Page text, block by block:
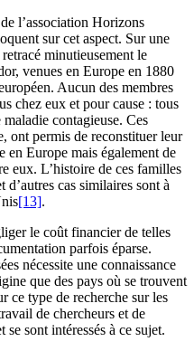
l’association Horizons
sur cet aspect. Sur une
minutieusement le
venues en Europe en 1880
Aucun des membres
chez eux et pour cause : tous
contagieuse. Ces
ont permis de reconstituer leur
Europe mais également de
eux. L’histoire de ces familles
d’autres cas similaires sont à
[13].
le coût financier de telles
parfois éparse.
nécessite une connaissance
que des pays où se trouvent
ce type de recherche sur les
de chercheurs et de
sont intéressés à ce sujet.